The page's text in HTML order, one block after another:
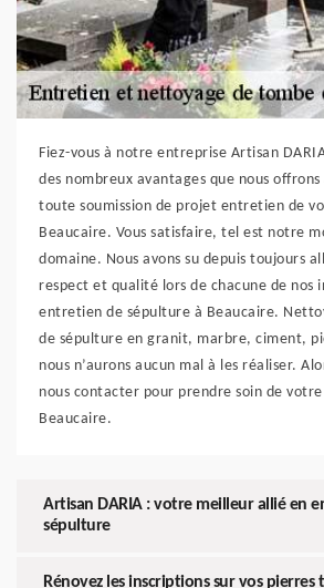
Fiez-vous à notre entreprise Artisan
des nombreux avantages que nous
toute soumission de projet entretien de
Beaucaire. Vous satisfaire, tel est notre
domaine. Nous avons su depuis toujours
respect et qualité lors de chacune de nos
entretien de sépulture à Beaucaire.
de sépulture en granit, marbre, ciment,
nous n’aurons aucun mal à les réaliser.
nous contacter pour prendre soin de
Beaucaire.
Artisan DARIA : votre meilleur allié en
sépulture
Rénovez les inscriptions sur vos pierres